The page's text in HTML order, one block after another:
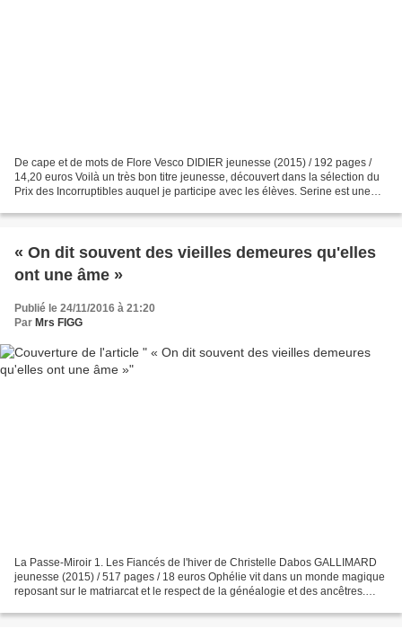
De cape et de mots de Flore Vesco DIDIER jeunesse (2015) / 192 pages /
14,20 euros Voilà un très bon titre jeunesse, découvert dans la sélection du
Prix des Incorruptibles auquel je participe avec les élèves. Serine est une
« On dit souvent des vieilles demeures qu'elles
ont une âme »
Publié le 24/11/2016 à 21:20
Par Mrs FIGG
La Passe-Miroir 1. Les Fiancés de l'hiver de Christelle Dabos GALLIMARD
jeunesse (2015) / 517 pages / 18 euros Ophélie vit dans un monde magique
reposant sur le matriarcat et le respect de la généalogie et des ancêtres.